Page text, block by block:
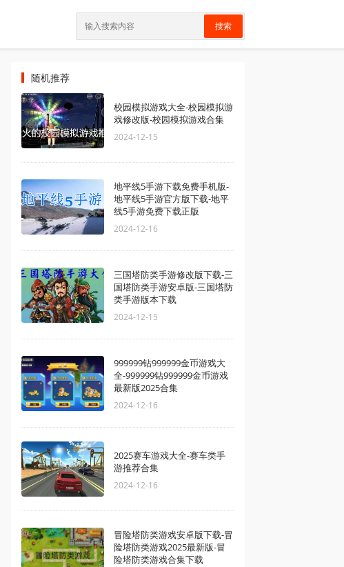
搜索
随机推荐
校园模拟游戏大全-校园模拟游
戏修改版-校园模拟游戏合集
2024-12-15
地平线5手游下载免费手机版-
地平线5手游官方版下载-地平
线5手游免费下载正版
2024-12-16
三国塔防类手游修改版下载-三
国塔防类手游安卓版-三国塔防
类手游版本下载
2024-12-15
999999钻999999金币游戏大
全-999999钻999999金币游戏
最新版2025合集
2024-12-16
2025赛车游戏大全-赛车类手
游推荐合集
2024-12-16
冒险塔防类游戏安卓版下载-冒
险塔防类游戏2025最新版-冒
险塔防类游戏合集下载